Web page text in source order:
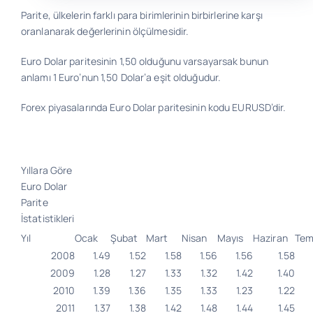
Bilgi
Parite, ülkelerin farklı para birimlerinin birbirlerine karşı
oranlanarak değerlerinin ölçülmesidir.
Euro Dolar paritesinin 1,50 olduğunu varsayarsak bunun
anlamı 1 Euro’nun 1,50 Dolar’a eşit olduğudur.
Forex piyasalarında Euro Dolar paritesinin kodu EURUSD’dir.
Yıllara Göre
Euro Dolar
Parite
İstatistikleri
Yıl
Ocak Şubat Mart Nisan Mayıs Haziran
2008
1.49 1.52 1.58 1.56 1.56
1.58
2009
1.28 1.27 1.33 1.32 1.42
1.40
2010
1.39 1.36 1.35 1.33 1.23
1.22
2011
1.37 1.38 1.42 1.48 1.44
1.45